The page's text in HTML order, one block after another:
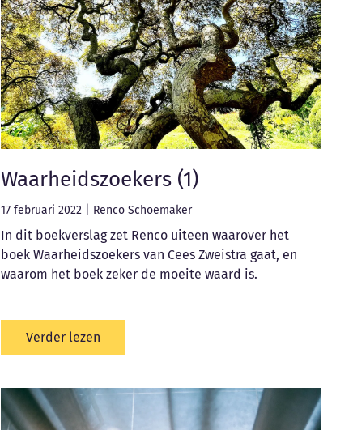
Waarheidszoekers (1)
17 februari 2022 Renco Schoemaker
In dit boekverslag zet Renco uiteen waarover het
boek Waarheidszoekers van Cees Zweistra gaat, en
waarom het boek zeker de moeite waard is.
Verder lezen